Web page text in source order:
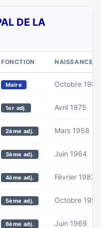
DE LA
FONCTION NAISSANCE
Maire Octobre 1985
1er adj. Avril 1975
2ème adj. Mars 1958
3ème adj. Juin 1964
4ème adj. Février 1983
5ème adj. Octobre 1993
6ème adj. Juin 1969